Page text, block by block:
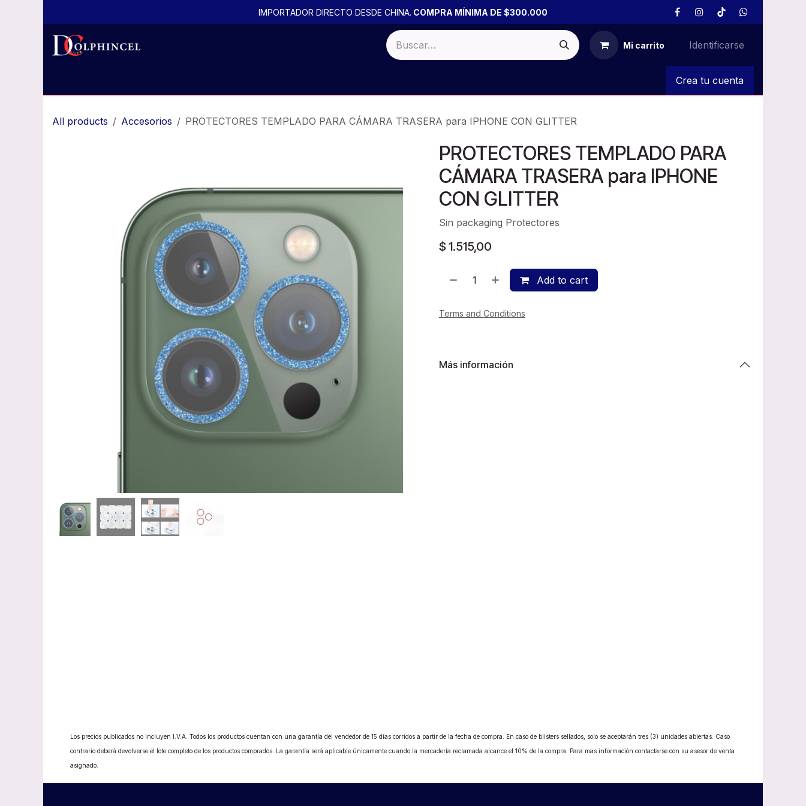
IMPORTADOR DIRECTO DESDE CHINA. COMPRA MÍNIMA DE $300.000
Mi carrito Identificarse
Crea tu cuenta
All products Accesorios PROTECTORES TEMPLADO PARA CÁMARA TRASERA para IPHONE CON GLITTER
PROTECTORES TEMPLADO PARA
CÁMARA TRASERA para IPHONE
CON GLITTER
Sin packaging Protectores
$ 1.515,00
Add to cart
Terms and Conditions
Más información
Los precios publicados no incluyen I.V.A. Todos los productos cuentan con una garantía del vendedor de 15 días corridos a partir de la fecha de compra. En caso de blisters sellados, solo se aceptarán tres (3) unidades abiertas. Caso
contrario deberá devolverse el lote completo de los productos comprados. La garantía será aplicable únicamente cuando la mercadería reclamada alcance el 10% de la compra. Para mas información contactarse con su asesor de venta
asignado.